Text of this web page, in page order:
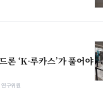
론 ‘K-루카스’가 풀어야
구위원